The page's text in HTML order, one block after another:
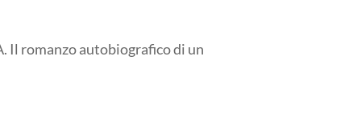
Il romanzo autobiografico di un